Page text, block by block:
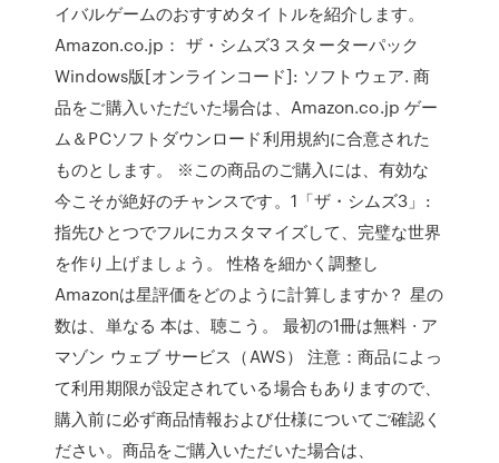
イバルゲームのおすすめタイトルを紹介します。
Amazon.co.jp： ザ・シムズ3 スターターパック
Windows版[オンラインコード]: ソフトウェア. 商
品をご購入いただいた場合は、Amazon.co.jp ゲー
ム＆PCソフトダウンロード利用規約に合意された
ものとします。 ※この商品のご購入には、有効な
今こそが絶好のチャンスです。1「ザ・シムズ3」:
指先ひとつでフルにカスタマイズして、完璧な世界
を作り上げましょう。 性格を細かく調整し
Amazonは星評価をどのように計算しますか？ 星の
数は、単なる 本は、聴こう。 最初の1冊は無料 · ア
マゾン ウェブ サービス（AWS） 注意：商品によっ
て利用期限が設定されている場合もありますので、
購入前に必ず商品情報および仕様についてご確認く
ださい。商品をご購入いただいた場合は、